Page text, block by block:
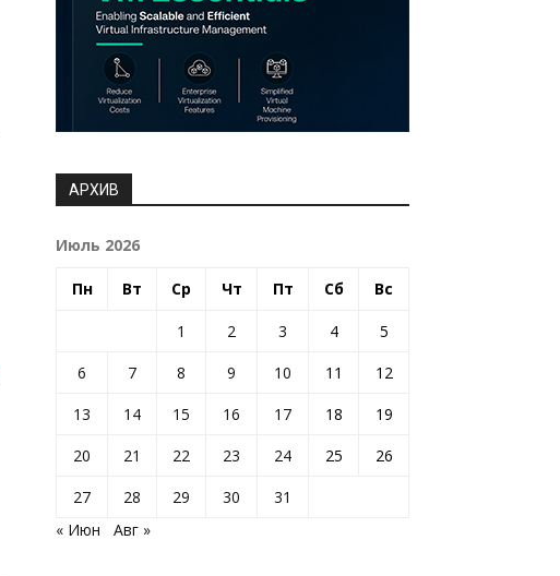
АРХИВ
Июль 2026
Пн Вт Ср Чт Пт Сб Вс
1 2 3 4
5
6
7 8 9 10 11
12
13
14 15 16 17 18
19
20
21 22 23 24 25
26
27
28 29 30
31
« Июн
Авг »